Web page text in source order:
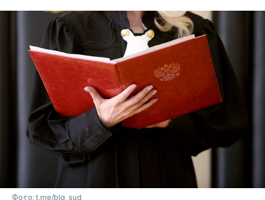
Фото: t.me/blg_sud